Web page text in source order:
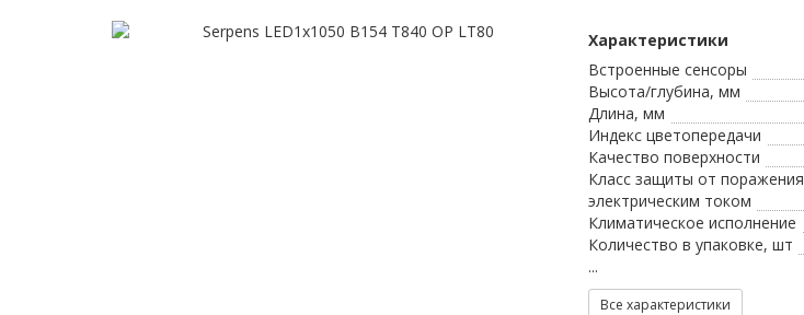
Характеристики
Встроенные сенсоры
Высота/глубина, мм
Длина, мм
Индекс цветопередачи
Качество поверхности
Класс защиты от поражения
электрическим током
Климатическое исполнение
Количество в упаковке, шт
...
Все характеристики